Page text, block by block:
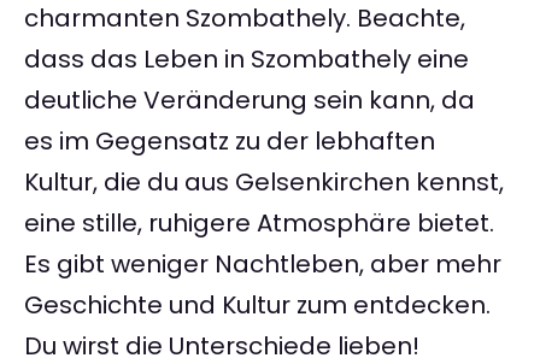
charmanten Szombathely. Beachte,
dass das Leben in Szombathely eine
deutliche Veränderung sein kann, da
es im Gegensatz zu der lebhaften
Kultur, die du aus Gelsenkirchen kennst,
eine stille, ruhigere Atmosphäre bietet.
Es gibt weniger Nachtleben, aber mehr
Geschichte und Kultur zum entdecken.
Du wirst die Unterschiede lieben!